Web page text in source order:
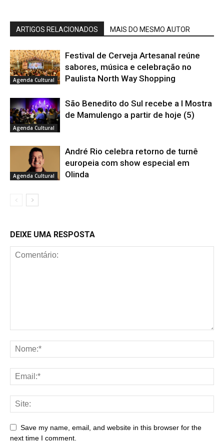
ARTIGOS RELACIONADOS MAIS DO MESMO AUTOR
Agenda Cultural
Festival de Cerveja Artesanal reúne
sabores, música e celebração no
Paulista North Way Shopping
Agenda Cultural
São Benedito do Sul recebe a I Mostra
de Mamulengo a partir de hoje (5)
Agenda Cultural
André Rio celebra retorno de turnê
europeia com show especial em
Olinda
DEIXE UMA RESPOSTA
Save my name, email, and website in this browser for the
next time I comment.